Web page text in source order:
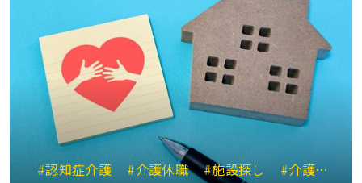
#認知症介護 #介護休職 #施設探し #介護と仕事の両立